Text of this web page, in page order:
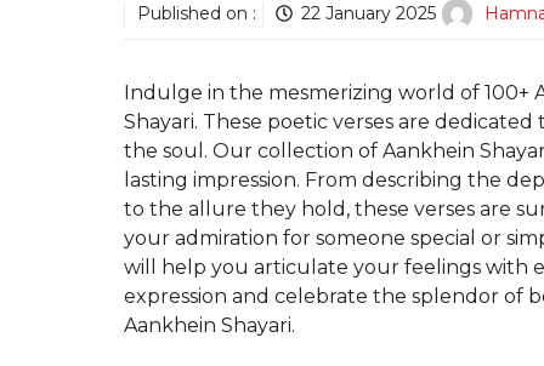
Published on : 22 January 2025
Indulge in the mesmerizing world of 100+
Shayari. These poetic verses are
the soul. Our collection of Aankhein
lasting impression. From describing the
to the allure they hold, these verses are
your admiration for someone special or
will help you articulate your feelings with
expression and celebrate the splendor of
Aankhein Shayari.